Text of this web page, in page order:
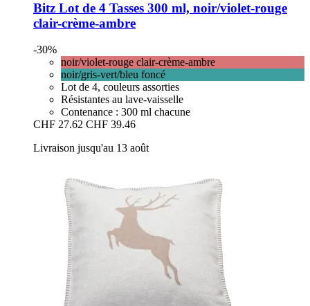
Bitz Lot de 4 Tasses 300 ml, noir/violet-​rouge
clair-​crème-​ambre
-30%
noir/violet-rouge clair-crème-ambre
noir/gris-vert/bleu foncé
Lot de 4, couleurs assorties
Résistantes au lave-vaisselle
Contenance : 300 ml chacune
CHF 27.62 CHF 39.46
Livraison jusqu'au 13 août